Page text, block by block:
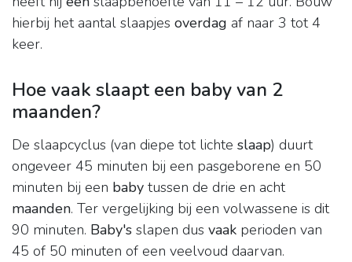
hierbij het aantal slaapjes overdag af naar 3 tot 4
keer.
Hoe vaak slaapt een baby van 2
maanden?
De slaapcyclus (van diepe tot lichte slaap) duurt
ongeveer 45 minuten bij een pasgeborene en 50
minuten bij een baby tussen de drie en acht
maanden. Ter vergelijking bij een volwassene is dit
90 minuten. Baby's slapen dus vaak perioden van
45 of 50 minuten of een veelvoud daarvan.